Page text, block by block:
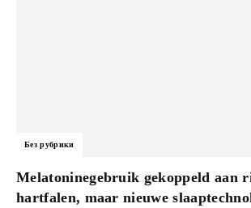
Без рубрики
Melatoninegebruik gekoppeld aan
hartfalen, maar nieuwe